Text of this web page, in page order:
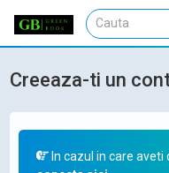
Creeaza-ti un
In cazul in care aveti